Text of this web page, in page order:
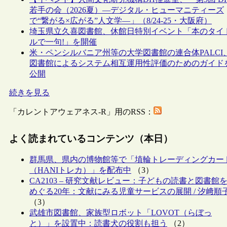
若手の会（2026夏）―デジタル・ヒューマニティーズ
で“繋がる×広がる”人文学―」（8/24-25・大阪府）
埼玉県立久喜図書館、休館日特別イベント「本のタイ
ルで一句!」を開催
米・ペンシルバニア州等の大学図書館の連合体PALCI、
図書館によるシステム相互運用性評価のためのガイド
公開
続きを見る
「カレントアウェアネス-R」用のRSS：
よく読まれているコンテンツ（本日）
群馬県、県内の博物館等で「埴輪トレーディングカー
（HANIトレカ）」を配布中
（3）
CA2103 – 研究文献レビュー：子どもの読書と図書館を
めぐる20年：文献にみる児童サービスの展開 / 汐﨑順
（3）
武雄市図書館、家族型ロボット「LOVOT（らぼっ
と）」を設置中：読書犬の役割も担う
（2）